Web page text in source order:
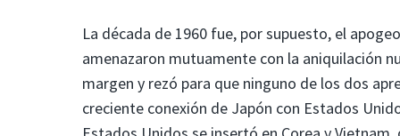
La década de 1960 fue, por supuesto, el
amenazaron mutuamente con la aniquilación
margen y rezó para que ninguno de los dos
creciente conexión de Japón con Estados